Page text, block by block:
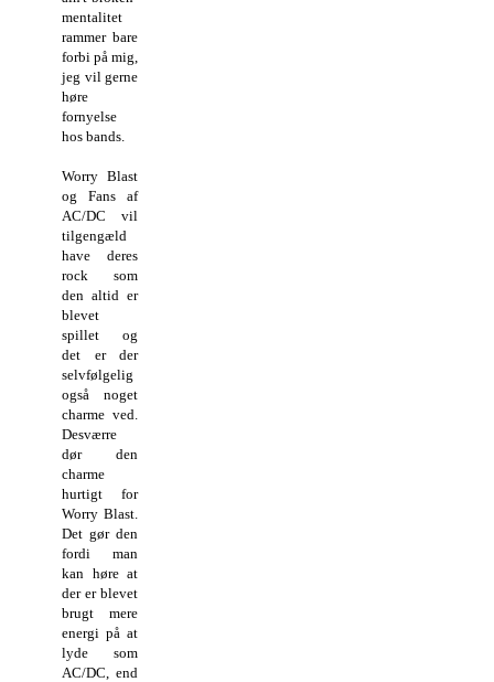
mentalitet
rammer bare
forbi på mig,
jeg vil gerne
høre
fornyelse
hos bands.
Worry Blast
og Fans af
AC/DC vil
tilgengæld
have deres
rock som
den altid er
blevet
spillet og
det er der
selvfølgelig
også noget
charme ved.
Desværre
dør den
charme
hurtigt for
Worry Blast.
Det gør den
fordi man
kan høre at
der er blevet
brugt mere
energi på at
lyde som
AC/DC, end